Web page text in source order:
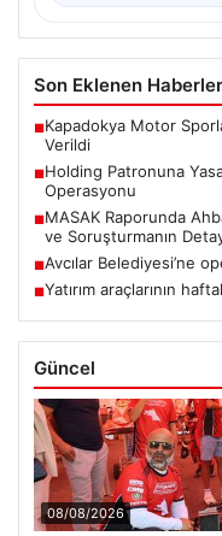
Son Eklenen Haberler
■Kapadokya Motor
Verildi
■Holding Patronuna Yasa
Operasyonu
■MASAK Raporunda
ve Soruşturmanın
■Avcılar Belediyesi’ne
■Yatırım araçlarının
Güncel
08/08/2026